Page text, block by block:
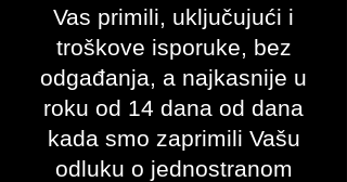
Vas primili, uključujući i
troškove isporuke, bez
odgađanja, a najkasnije u
roku od 14 dana od dana
kada smo zaprimili Vašu
odluku o jednostranom